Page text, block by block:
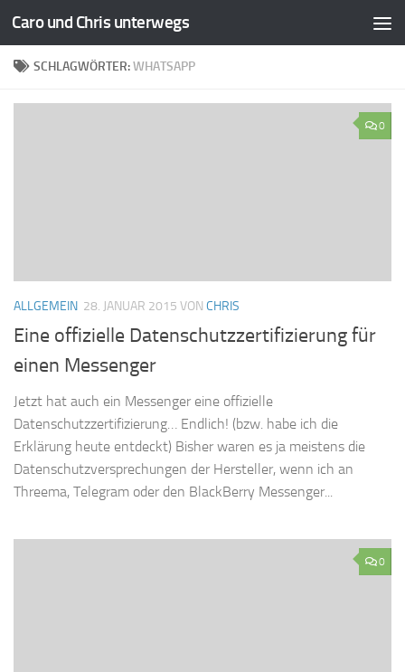
Zum Inhalt springen
Caro und Chris unterwegs
SCHLAGWÖRTER:WHATSAPP
0
ALLGEMEIN 28. JANUAR 2015 VON CHRIS
Eine offizielle Datenschutzzertifizierung für
einen Messenger
Jetzt hat auch ein Messenger eine offizielle
Datenschutzzertifizierung… Endlich! (bzw. habe ich die
Erklärung heute entdeckt) Bisher waren es ja meistens die
Datenschutzversprechungen der Hersteller, wenn ich an
Threema, Telegram oder den BlackBerry Messenger...
0